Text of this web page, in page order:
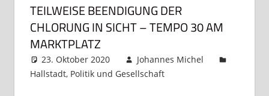
TEILWEISE BEENDIGUNG DER
CHLORUNG IN SICHT – TEMPO 30 AM
MARKTPLATZ
23. Oktober 2020
Johannes Michel
Hallstadt, Politik und Gesellschaft